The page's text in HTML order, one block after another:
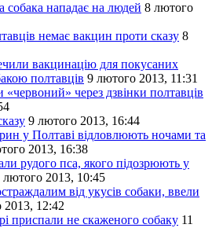
собака нападає на людей 8 лютого
немає вакцин проти сказу 8
вакцинацію для покусаних
полтавців 9 лютого 2013, 11:31
через дзвінки полтавців
9 лютого 2013, 16:44
у Полтаві відловлюють ночами та
2013, 16:38
рудого пса, якого підозрюють у
лютого 2013, 10:45
від укусів собаки, ввели
2013, 12:42
приспали не скаженого собаку 11